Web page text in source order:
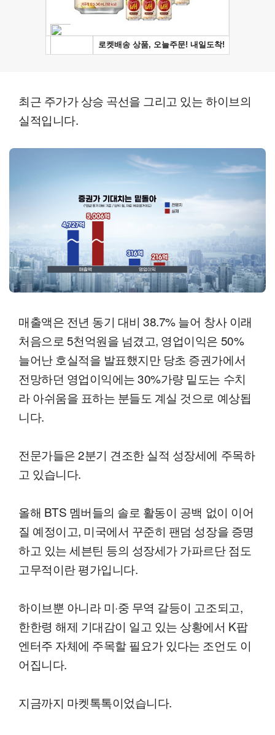
최근 주가가 상승 곡선을 그리고 있는 하이브의
실적입니다.
매출액은 전년 동기 대비 38.7% 늘어 창사 이래
처음으로 5천억원을 넘겼고, 영업이익은 50%
늘어난 호실적을 발표했지만 당초 증권가에서
전망하던 영업이익에는 30%가량 밑도는 수치
라 아쉬움을 표하는 분들도 계실 것으로 예상됩
니다.
전문가들은 2분기 견조한 실적 성장세에 주목하
고 있습니다.
올해 BTS 멤버들의 솔로 활동이 공백 없이 이어
질 예정이고, 미국에서 꾸준히 팬덤 성장을 증명
하고 있는 세븐틴 등의 성장세가 가파르단 점도
고무적이란 평가입니다.
하이브뿐 아니라 미·중 무역 갈등이 고조되고,
한한령 해제 기대감이 일고 있는 상황에서 K팝
엔터주 자체에 주목할 필요가 있다는 조언도 이
어집니다.
지금까지 마켓톡톡이었습니다.